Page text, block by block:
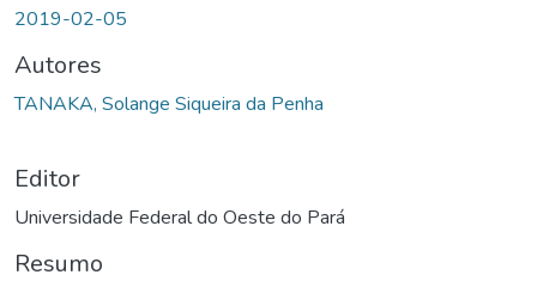
2019-02-05
Autores
TANAKA, Solange Siqueira da Penha
Editor
Universidade Federal do Oeste do Pará
Resumo